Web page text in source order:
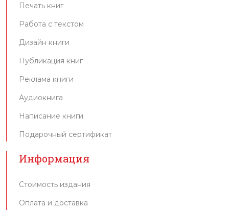
Печать книг
Работа с текстом
Дизайн книги
Публикация книг
Реклама книги
Аудиокнига
Написание книги
Подарочный сертификат
Информация
Стоимость издания
Оплата и доставка